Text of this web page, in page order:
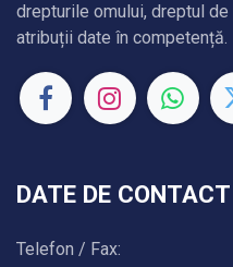
drepturile omului, dreptul
atribuții date în competență.
DATE DE CONTACT
Telefon / Fax: